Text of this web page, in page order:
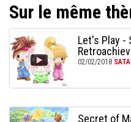
Sur le même
Let's Play -
02/02/2018
Secret of